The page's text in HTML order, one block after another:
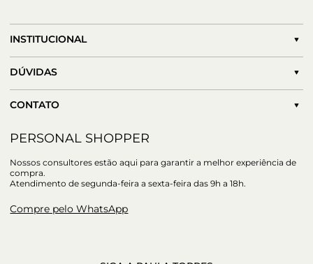
INSTITUCIONAL
DÚVIDAS
CONTATO
PERSONAL SHOPPER
Nossos consultores estão aqui para garantir a melhor experiência de
compra.
Atendimento de segunda-feira a sexta-feira das 9h a 18h.
Compre pelo WhatsApp